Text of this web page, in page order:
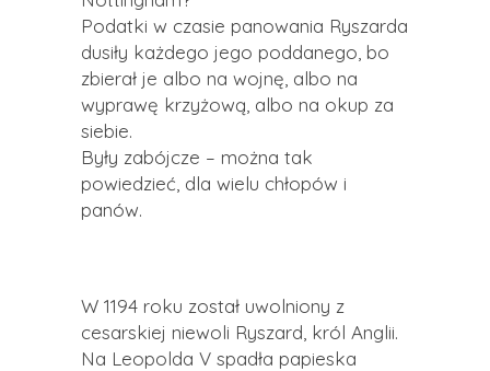
Podatki w czasie panowania Ryszarda
dusiły każdego jego poddanego, bo
zbierał je albo na wojnę, albo na
wyprawę krzyżową, albo na okup za
siebie.
Były zabójcze – można tak
powiedzieć, dla wielu chłopów i
panów.
W 1194 roku został uwolniony z
cesarskiej niewoli Ryszard, król Anglii.
Na Leopolda V spadła papieska